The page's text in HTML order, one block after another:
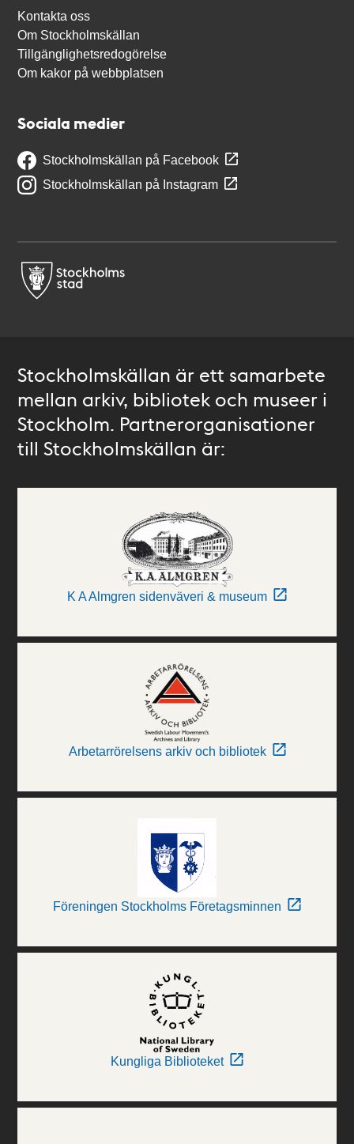
Kontakta oss
Om Stockholmskällan
Tillgänglighetsredogörelse
Om kakor på webbplatsen
Sociala medier
Stockholmskällan på Facebook
Stockholmskällan på Instagram
Stockholmskällan är ett samarbete
mellan arkiv, bibliotek och museer i
Stockholm. Partnerorganisationer
till Stockholmskällan är:
K A Almgren sidenväveri & museum
Arbetarrörelsens arkiv och bibliotek
Föreningen Stockholms Företagsminnen
Kungliga Biblioteket